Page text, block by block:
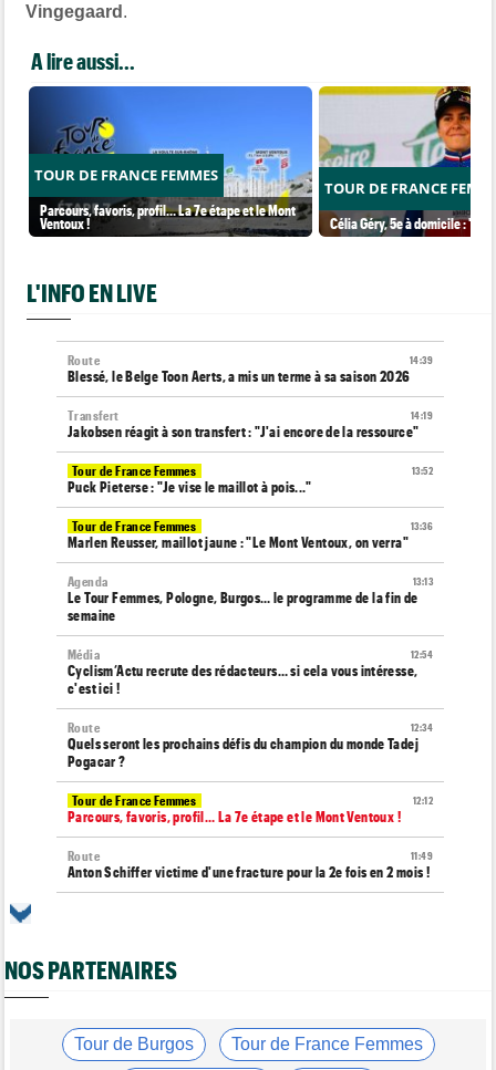
Vingegaard .
A lire aussi...
TOUR DE FRANCE FEMMES
Parcours, favoris, profil… La 7e étape et le Mont
Ventoux !
TOUR DE FRANCE
Célia Géry, 5e à domicile :
L'INFO EN LIVE
14:39
Route
Blessé, le Belge Toon Aerts, a mis un terme à sa saison 2026
14:19
Transfert
Jakobsen réagit à son transfert : "J'ai encore de la ressource"
13:52
Tour de France Femmes
Puck Pieterse : "Je vise le maillot à pois..."
13:36
Tour de France Femmes
Marlen Reusser, maillot jaune : "Le Mont Ventoux, on verra"
13:13
Agenda
Le Tour Femmes, Pologne, Burgos… le programme de la fin de
semaine
12:54
Média
Cyclism’Actu recrute des rédacteurs… si cela vous intéresse,
c'est ici !
12:34
Route
Quels seront les prochains défis du champion du monde Tadej
Pogacar ?
12:12
Tour de France Femmes
Parcours, favoris, profil… La 7e étape et le Mont Ventoux !
11:49
Route
Anton Schiffer victime d'une fracture pour la 2e fois en 2 mois !
Tour de France Femmes
10:56
Tour d'Espagne
Le parcours de la 20e étape modifié en raison des éboulements
NOS PARTENAIRES
Tour de Burgos Tour de France Femmes